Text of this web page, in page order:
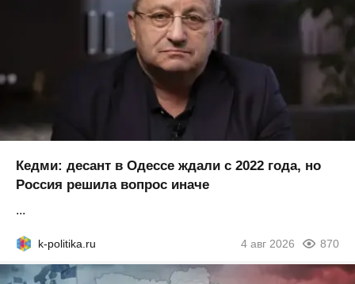
Кедми: десант в Одессе ждали с 2022 года, но
Россия решила вопрос иначе
...
k-politika.ru 4 авг 2026 870